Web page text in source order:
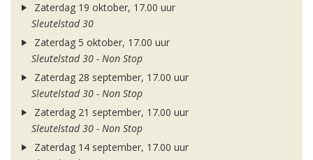
Zaterdag 19 oktober, 17.00 uur
Sleutelstad 30
Zaterdag 5 oktober, 17.00 uur
Sleutelstad 30 - Non Stop
Zaterdag 28 september, 17.00 uur
Sleutelstad 30 - Non Stop
Zaterdag 21 september, 17.00 uur
Sleutelstad 30 - Non Stop
Zaterdag 14 september, 17.00 uur